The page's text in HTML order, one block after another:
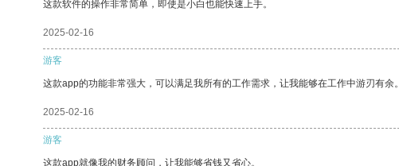
这款软件的操作非常简单，即使是小白也能快速上手。
2025-02-16
游客
这款app的功能非常强大，可以满足我所有的工作需求，让我能够在工作中游刃有余。
2025-02-16
游客
这款app就像我的财务顾问，让我能够省钱又省心。